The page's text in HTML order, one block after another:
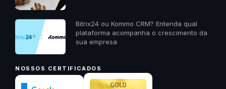
Bitrix24 ou Kommo CRM? Entenda qual
plataforma acompanha o crescimento da
sua empresa
NOSSOS CERTIFICADOS